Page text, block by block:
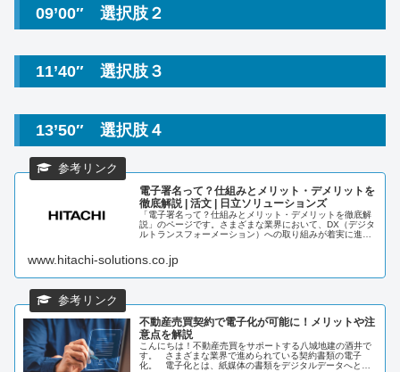
09’00″ 選択肢２
11’40″ 選択肢３
13’50″ 選択肢４
電子署名って？仕組みとメリット・デメリットを
徹底解説 | 活文 | 日立ソリューションズ
「電子署名って？仕組みとメリット・デメリットを徹底解
説」のページです。さまざまな業界において、DX（デジタ
ルトランスフォーメーション）への取り組みが着実に進ん
す。本コラムでは、電子署名の仕...
www.hitachi-solutions.co.jp
不動産売買契約で電子化が可能に！メリットや注
意点を解説
こんにちは！不動産売買をサポートする八城地建の酒井で
す。 さまざまな業界で進められている契約書類の電子
化。 電子化とは、紙媒体の書類をデジタルデータへと変